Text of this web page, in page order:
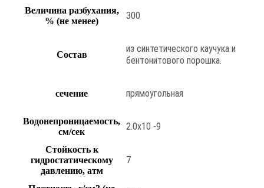
Величина разбухания,
% (не менее)
300
Состав
из синтетического каучука и
бентонитового порошка.
сечение прямоугольная
Водонепроницаемость,
см/сек
2.0х10 -9
Стойкость к
гидростатическому
давлению, атм
7